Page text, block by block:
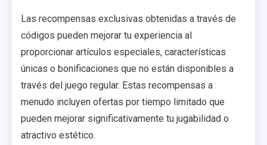
Las recompensas exclusivas obtenidas a través de
códigos pueden mejorar tu experiencia al
proporcionar artículos especiales, características
únicas o bonificaciones que no están disponibles a
través del juego regular. Estas recompensas a
menudo incluyen ofertas por tiempo limitado que
pueden mejorar significativamente tu jugabilidad o
atractivo estético.